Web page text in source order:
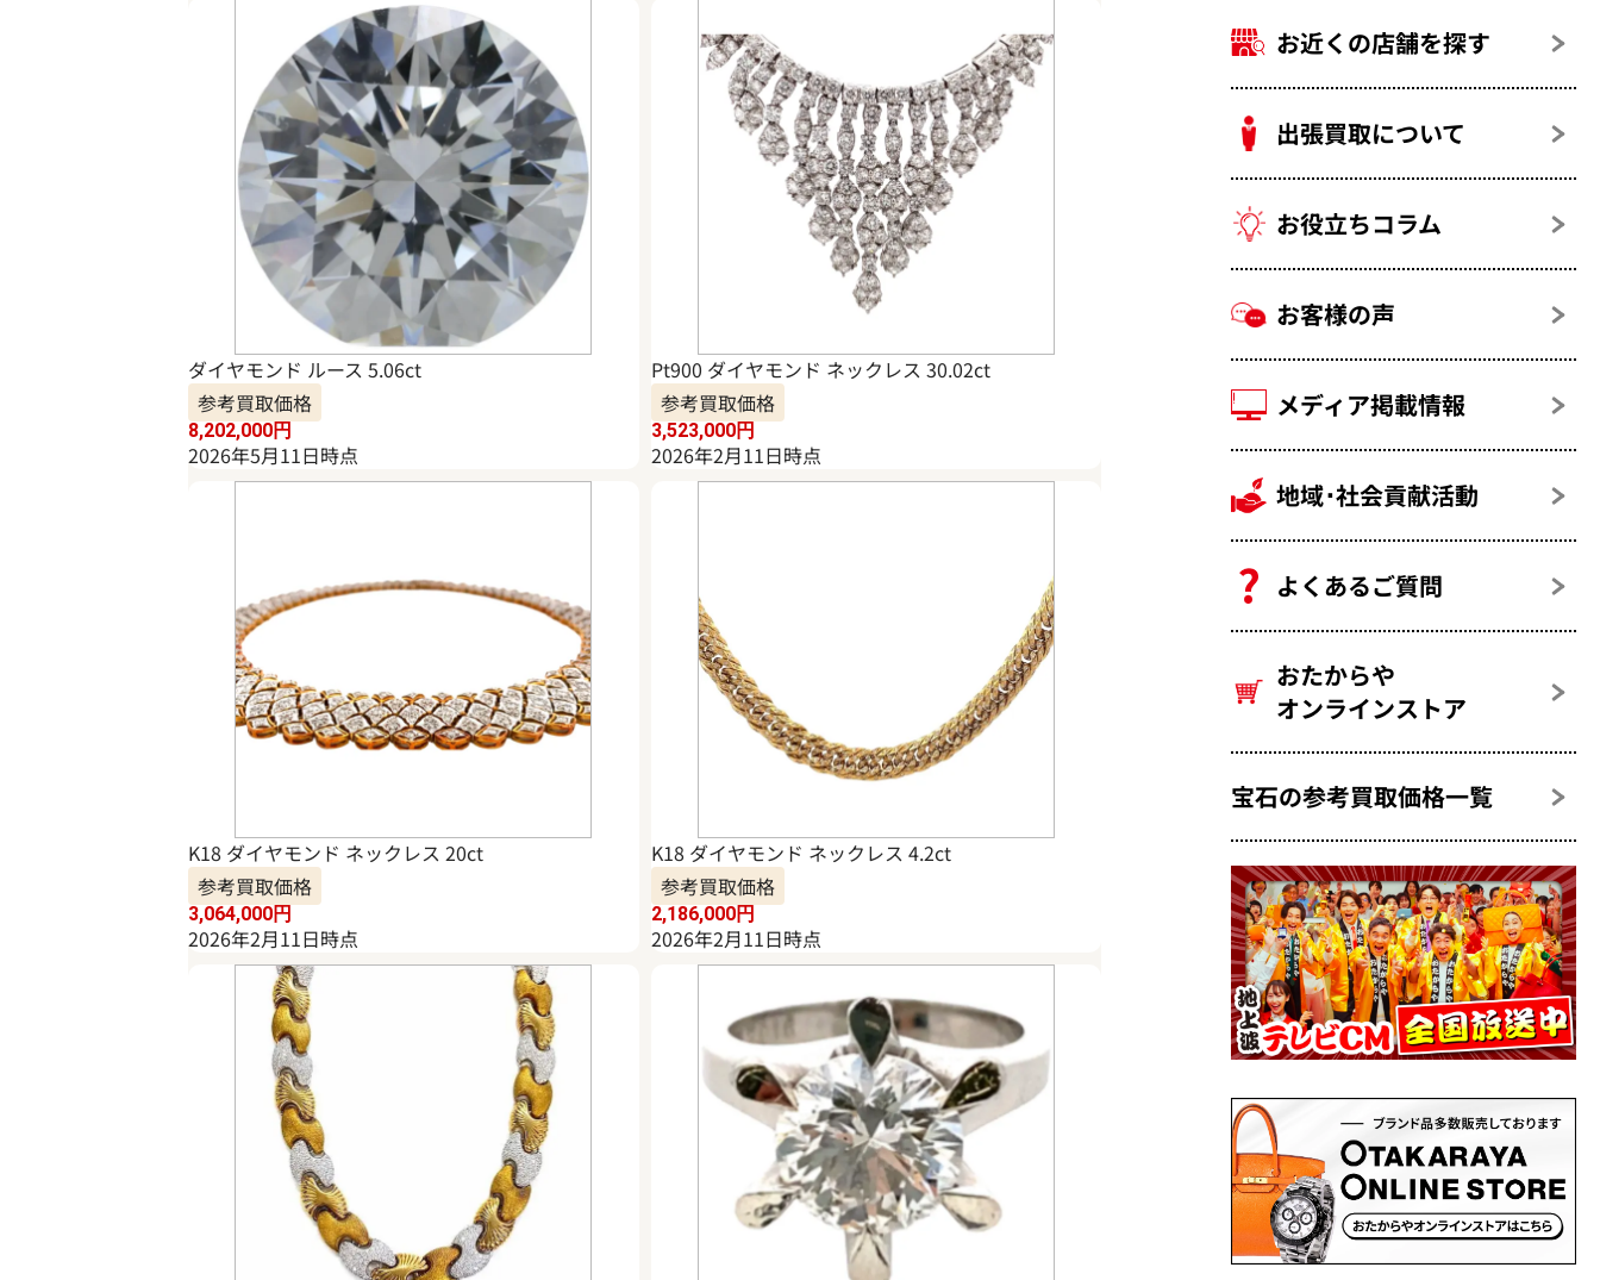
ダイヤモンド ルース 5.06ct
参考買取価格
8,202,000円
2026年5月11日時点
Pt900 ダイヤモンド ネックレス 30.02ct
参考買取価格
3,523,000円
2026年2月11日時点
K18 ダイヤモンド ネックレス 20ct
参考買取価格
3,064,000円
2026年2月11日時点
K18 ダイヤモンド ネックレス 4.2ct
参考買取価格
2,186,000円
2026年2月11日時点
お近くの店舗を探す
出張買取について
お役立ちコラム
お客様の声
メディア掲載情報
地域･社会貢献活動
よくあるご質問
おたからや
オンラインストア
宝石の参考買取価格一覧